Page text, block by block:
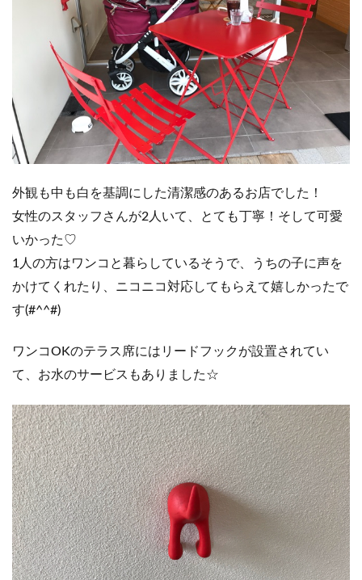
外観も中も白を基調にした清潔感のあるお店でした！
女性のスタッフさんが2人いて、とても丁寧！そして可愛
いかった♡
1人の方はワンコと暮らしているそうで、うちの子に声を
かけてくれたり、ニコニコ対応してもらえて嬉しかったで
す(#^^#)
ワンコOKのテラス席にはリードフックが設置されてい
て、お水のサービスもありました☆